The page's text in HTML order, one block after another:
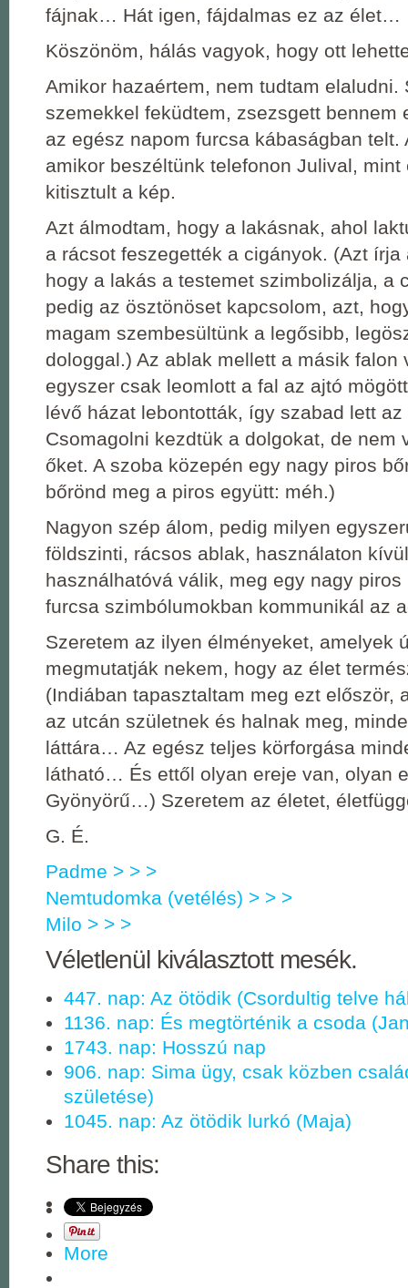
fájnak… Hát igen, fájdalmas ez az élet…
Köszönöm, hálás vagyok, hogy ott
Amikor hazaértem, nem tudtam elaludni.
szemekkel feküdtem, zsezsgett bennem
az egész napom furcsa kábaságban telt.
amikor beszéltünk telefonon Julival, mint
kitisztult a kép.
Azt álmodtam, hogy a lakásnak, ahol
a rácsot feszegették a cigányok. (Azt írja
hogy a lakás a testemet szimbolizálja, a
pedig az ösztönöset kapcsolom, azt,
magam szembesültünk a legősibb,
dologgal.) Az ablak mellett a másik falon
egyszer csak leomlott a fal az ajtó
lévő házat lebontották, így szabad lett
Csomagolni kezdtük a dolgokat, de nem
őket. A szoba közepén egy nagy piros
bőrönd meg a piros együtt: méh.)
Nagyon szép álom, pedig milyen
földszinti, rácsos ablak, használaton
használhatóvá válik, meg egy nagy
furcsa szimbólumokban kommunikál az
Szeretem az ilyen élményeket, amelyek
megmutatják nekem, hogy az élet
(Indiában tapasztaltam meg ezt először,
az utcán születnek és halnak meg,
láttára… Az egész teljes körforgása
látható… És ettől olyan ereje van, olyan
Gyönyörű…) Szeretem az életet,
G. É.
Padme > > >
Nemtudomka (vetélés) > > >
Milo > > >
Véletlenül kiválasztott mesék.
447. nap: Az ötödik (Csordultig telve
1136. nap: És megtörténik a csoda
1743. nap: Hosszú nap
906. nap: Sima ügy, csak közben
születése)
1045. nap: Az ötödik lurkó (Maja)
Share this:
More